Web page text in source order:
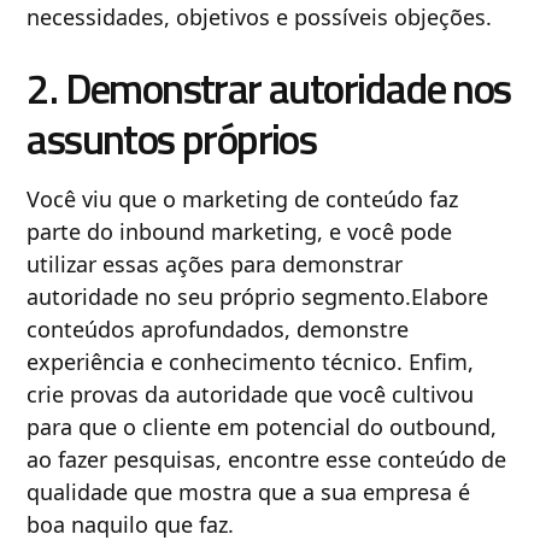
necessidades, objetivos e possíveis objeções.
2. Demonstrar autoridade nos
assuntos próprios
Você viu que o marketing de conteúdo faz
parte do inbound marketing, e você pode
utilizar essas ações para demonstrar
autoridade no seu próprio segmento.Elabore
conteúdos aprofundados, demonstre
experiência e conhecimento técnico. Enfim,
crie provas da autoridade que você cultivou
para que o cliente em potencial do outbound,
ao fazer pesquisas, encontre esse conteúdo de
qualidade que mostra que a sua empresa é
boa naquilo que faz.